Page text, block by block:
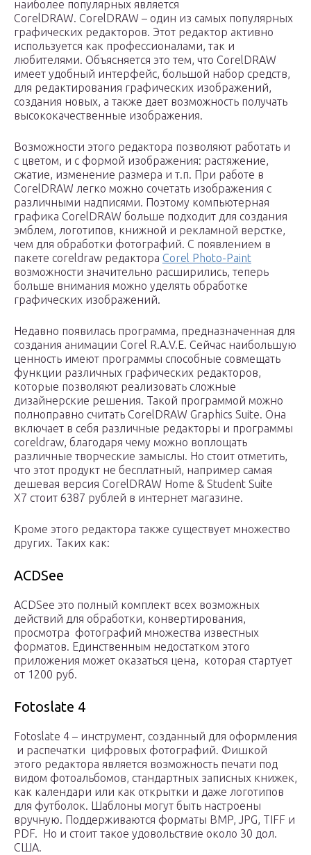
наиболее популярных является
CorelDRAW. CorelDRAW – один из самых популярных
графических редакторов. Этот редактор активно
используется как профессионалами, так и
любителями. Объясняется это тем, что CorelDRAW
имеет удобный интерфейс, большой набор средств,
для редактирования графических изображений,
создания новых, а также дает возможность получать
высококачественные изображения.
Возможности этого редактора позволяют работать и
с цветом, и с формой изображения: растяжение,
сжатие, изменение размера и т.п. При работе в
CorelDRAW легко можно сочетать изображения с
различными надписями. Поэтому компьютерная
графика CorelDRAW больше подходит для создания
эмблем, логотипов, книжной и рекламной верстке,
чем для обработки фотографий. С появлением в
пакете coreldraw редактора Corel Photo-Paint
возможности значительно расширились, теперь
больше внимания можно уделять обработке
графических изображений.
Недавно появилась программа, предназначенная для
создания анимации Corel R.A.V.E. Сейчас наибольшую
ценность имеют программы способные совмещать
функции различных графических редакторов,
которые позволяют реализовать сложные
дизайнерские решения. Такой программой можно
полноправно считать CorelDRAW Graphics Suite. Она
включает в себя различные редакторы и программы
coreldraw, благодаря чему можно воплощать
различные творческие замыслы. Но стоит отметить,
что этот продукт не бесплатный, например самая
дешевая версия CorelDRAW Home & Student Suite
X7 стоит 6387 рублей в интернет магазине.
Кроме этого редактора также существует множество
других. Таких как:
ACDSee
ACDSee это полный комплект всех возможных
действий для обработки, конвертирования,
просмотра фотографий множества известных
форматов. Единственным недостатком этого
приложения может оказаться цена, которая стартует
от 1200 руб.
Fotoslate 4
Fotoslate 4 – инструмент, созданный для оформления
и распечатки цифровых фотографий. Фишкой
этого редактора является возможность печати под
видом фотоальбомов, стандартных записных книжек,
как календари или как открытки и даже логотипов
для футболок. Шаблоны могут быть настроены
вручную. Поддерживаются форматы BMP, JPG, TIFF и
PDF. Но и стоит такое удовольствие около 30 дол.
США.